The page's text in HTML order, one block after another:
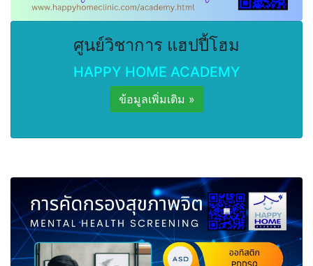
ศูนย์วิชาการ แฮปปี้โฮม
HAPPY HOME ACADEMY
ข้อมูลเพิ่มเติม »